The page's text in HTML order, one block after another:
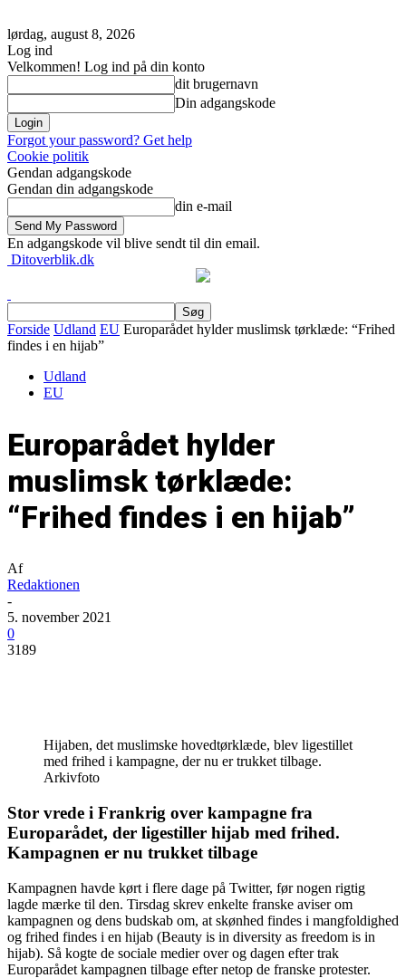
lørdag, august 8, 2026
Log ind
Velkommen! Log ind på din konto
dit brugernavn
Din adgangskode
Forgot your password? Get help
Cookie politik
Gendan adgangskode
Gendan din adgangskode
din e-mail
En adgangskode vil blive sendt til din email.
Ditoverblik.dk
Forside Udland EU Europarådet hylder muslimsk tørklæde: “Frihed
findes i en hijab”
Udland
EU
Europarådet hylder
muslimsk tørklæde:
“Frihed findes i en hijab”
Af
Redaktionen
-
5. november 2021
0
3189
Hijaben, det muslimske hovedtørklæde, blev ligestillet
med frihed i kampagne, der nu er trukket tilbage.
Arkivfoto
Stor vrede i Frankrig over kampagne fra
Europarådet, der ligestiller hijab med frihed.
Kampagnen er nu trukket tilbage
Kampagnen havde kørt i flere dage på Twitter, før nogen rigtig
lagde mærke til den. Tirsdag skrev enkelte franske aviser om
kampagnen og dens budskab om, at skønhed findes i mangfoldighed
og frihed findes i en hijab (Beauty is in diversity as freedom is in
hijab). Så kogte de sociale medier over og dagen efter trak
Europarådet kampagnen tilbage efter netop de franske protester.